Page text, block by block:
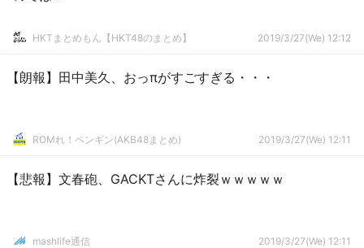
HKTまとめもん【HKT48のまとめ】 2019/3/27(We) 12:12
【朗報】田中美久、おっπがすごすぎる・・・
ROMれ！ペンギン(AKB48まとめ) 2019/3/27(We) 12:11
【悲報】文春砲、GACKTさんに炸裂ｗｗｗｗｗ
mashlife通信 2019/3/27(We) 12:11